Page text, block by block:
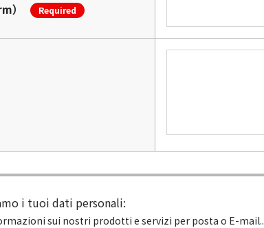
） Required
i tuoi dati personali:
sui nostri prodotti e servizi per posta o E-mail..